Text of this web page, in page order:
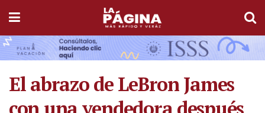
El abrazo de LeBron James
con una vendedora después